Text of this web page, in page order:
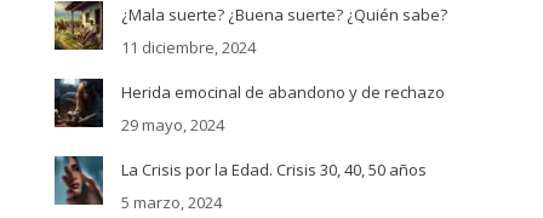
¿Mala suerte? ¿Buena suerte? ¿Quién sabe?
11 diciembre, 2024
Herida emocinal de abandono y de rechazo
29 mayo, 2024
La Crisis por la Edad. Crisis 30, 40, 50 años
5 marzo, 2024